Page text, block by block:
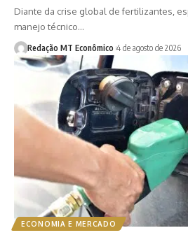
Diante da crise global de fertilizantes,
manejo técnico…
Redação MT Econômico 4 de agosto de 2026
ECONOMIA E MERCADO